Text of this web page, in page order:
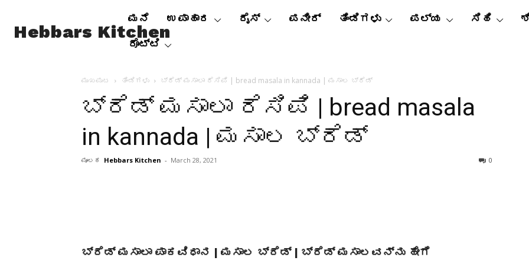
Hebbars Kitchen
ಮನೆ ಉಪಾಹಾರ ರೈಸ್ ಪನೀರ್ ತಿಂಡಿಗಳು ಪಲ್ಯ ಸಿಹಿ
ರೊಟ್ಟಿ
ಮುಖಪುಟ ತಿಂಡಿಗಳು ಬ್ರೆಡ್ ಮಸಾಲಾ ರೆಸಿಪಿ | bread masala in kannada | ಮಸಾಲ ಬ್ರೆಡ್
ಬ್ರೆಡ್ ಮಸಾಲಾ ರೆಸಿಪಿ | bread masala
in kannada | ಮಸಾಲ ಬ್ರೆಡ್
ಮೂಲಕ Hebbars Kitchen - March 28, 2021 0
ಬ್ರೆಡ್ ಮಸಾಲಾ ಪಾಕವಿಧಾನ | ಮಸಾಲ ಬ್ರೆಡ್ | ಬ್ರೆಡ್ ಮಸಾಲವನ್ನು ಹೇಗೆ